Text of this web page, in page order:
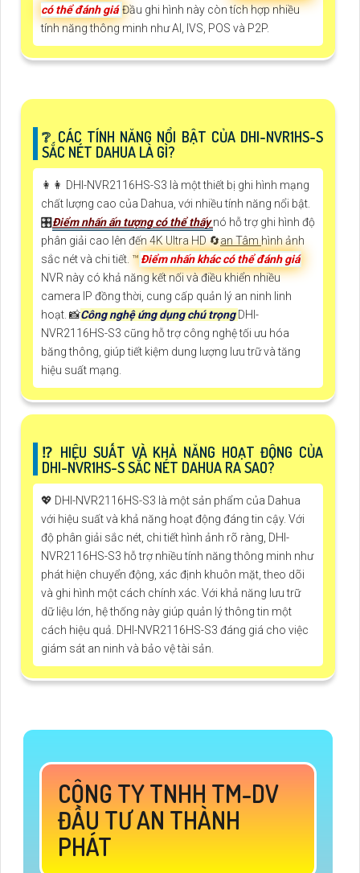
có thể đánh giáĐầu ghi hình này còn tích hợp nhiều
tính năng thông minh như AI, IVS, POS và P2P.
❔ CÁC TÍNH NĂNG NỔI BẬT CỦA DHI-NVR1HS-S
SẮC NÉT DAHUA LÀ GÌ?
️👩‍👩 DHI-NVR2116HS-S3 là một thiết bị ghi hình mạng
chất lượng cao của Dahua, với nhiều tính năng nổi bật.
🎛Điểm nhấn ấn tượng có thể thấynó hỗ trợ ghi hình độ
phân giải cao lên đến 4K Ultra HD 🔄an Tâmhình ảnh
sắc nét và chi tiết. ™️ Điểm nhấn khác có thể đánh giá
NVR này có khả năng kết nối và điều khiển nhiều
camera IP đồng thời, cung cấp quản lý an ninh linh
hoạt. 📸Công nghệ ứng dụng chú trọngDHI-
NVR2116HS-S3 cũng hỗ trợ công nghệ tối ưu hóa
băng thông, giúp tiết kiệm dung lượng lưu trữ và tăng
hiệu suất mạng.
⁉️ HIỆU SUẤT VÀ KHẢ NĂNG HOẠT ĐỘNG CỦA
DHI-NVR1HS-S SẮC NÉT DAHUA RA SAO?
💖 DHI-NVR2116HS-S3 là một sản phẩm của Dahua
với hiệu suất và khả năng hoạt động đáng tin cậy. Với
độ phân giải sắc nét, chi tiết hình ảnh rõ ràng, DHI-
NVR2116HS-S3 hỗ trợ nhiều tính năng thông minh như
phát hiện chuyển động, xác định khuôn mặt, theo dõi
và ghi hình một cách chính xác. Với khả năng lưu trữ
dữ liệu lớn, hệ thống này giúp quản lý thông tin một
cách hiệu quả. DHI-NVR2116HS-S3 đáng giá cho việc
giám sát an ninh và bảo vệ tài sản.
CÔNG TY TNHH TM-DV
ĐẦU TƯ AN THÀNH
PHÁT